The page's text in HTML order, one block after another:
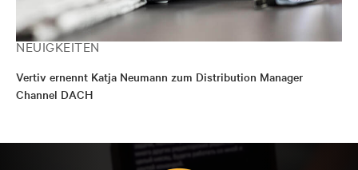
NEUIGKEITEN
Vertiv ernennt Katja Neumann zum Distribution Manager
Channel DACH